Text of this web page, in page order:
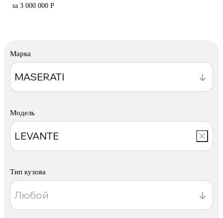
за 3 000 000 Р
Марка
Модель
Тип кузова